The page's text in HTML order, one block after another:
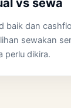
vs sewa
baik dan
sewakan
perlu dikira.